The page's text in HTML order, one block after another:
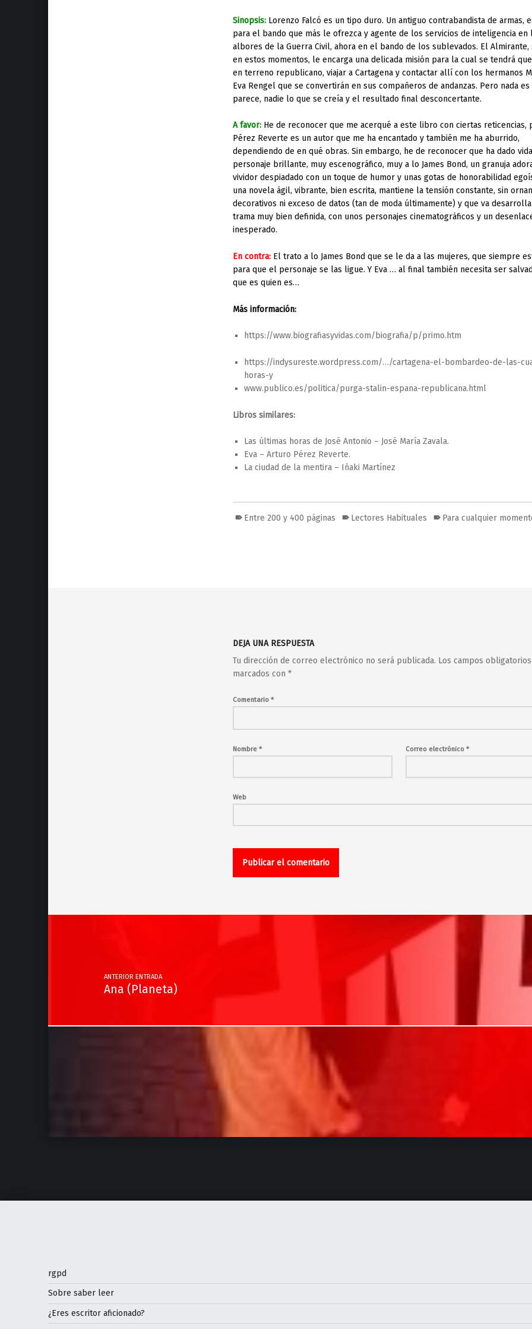
Sinopsis: Lorenzo Falcó es un tipo duro. Un antiguo contrabandista de armas,
para el bando que más le ofrezca y agente de los servicios de inteligencia en
albores de la Guerra Civil, ahora en el bando de los sublevados. El Almirante,
en estos momentos, le encarga una delicada misión para la cual se tendrá
en terreno republicano, viajar a Cartagena y contactar allí con los hermanos
Eva Rengel que se convertirán en sus compañeros de andanzas. Pero nada
parece, nadie lo que se creía y el resultado final desconcertante.
A favor: He de reconocer que me acerqué a este libro con ciertas reticencias,
Pérez Reverte es un autor que me ha encantado y también me ha aburrido,
dependiendo de en qué obras. Sin embargo, he de reconocer que ha dado
personaje brillante, muy escenográfico, muy a lo James Bond, un granuja
vividor despiadado con un toque de humor y unas gotas de honorabilidad
una novela ágil, vibrante, bien escrita, mantiene la tensión constante, sin
decorativos ni exceso de datos (tan de moda últimamente) y que va
trama muy bien definida, con unos personajes cinematográficos y un
inesperado.
En contra: El trato a lo James Bond que se le da a las mujeres, que siempre
para que el personaje se las ligue. Y Eva … al final también necesita ser
que es quien es…
Más información:
https://www.biografiasyvidas.com/biografia/p/primo.htm
https://indysureste.wordpress.com/…/cartagena-el-bombardeo-de-las-
horas-y
www.publico.es/politica/purga-stalin-espana-republicana.html
Libros similares:
Las últimas horas de José Antonio – José María Zavala.
Eva – Arturo Pérez Reverte.
La ciudad de la mentira – Iñaki Martínez
Entre 200 y 400 páginas Lectores Habituales Para cualquier
DEJA UNA RESPUESTA
Tu dirección de correo electrónico no será publicada. Los campos
marcados con *
Comentario *
Nombre * Correo electrónico*
Web
Navegación de entradas
ANTERIOR ENTRADA
Ana (Planeta)
rgpd
Sobre saber leer
¿Eres escritor aficionado?